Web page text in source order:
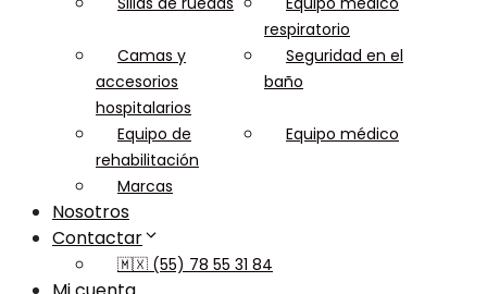
respiratorio
Camas y
accesorios
hospitalarios
Seguridad en el
baño
Equipo de
rehabilitación
Equipo médico
Marcas
Nosotros
Contactar
🇲🇽 (55) 78 55 31 84